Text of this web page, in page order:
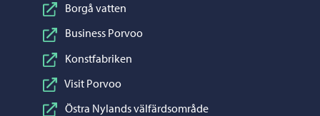
Borgå vatten
Business Porvoo
Konstfabriken
Visit Porvoo
Östra Nylands välfärdsområde